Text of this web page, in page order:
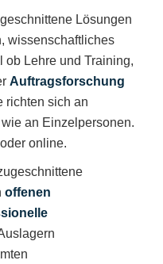
Lösungen
wissenschaftliches
ob Lehre und Training,
Auftragsforschung
richten sich an
an Einzelpersonen.
online.
offenen